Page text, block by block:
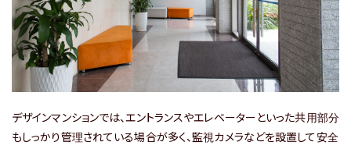
デザインマンションでは、エントランスやエレベーターといった共用部分
もしっかり管理されている場合が多く、監視カメラなどを設置して安全